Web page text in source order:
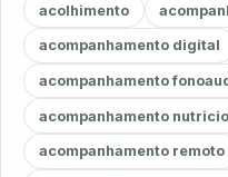
acolhimento
acompanhamento digital
acompanhamento
acompanhamento
acompanhamento remoto